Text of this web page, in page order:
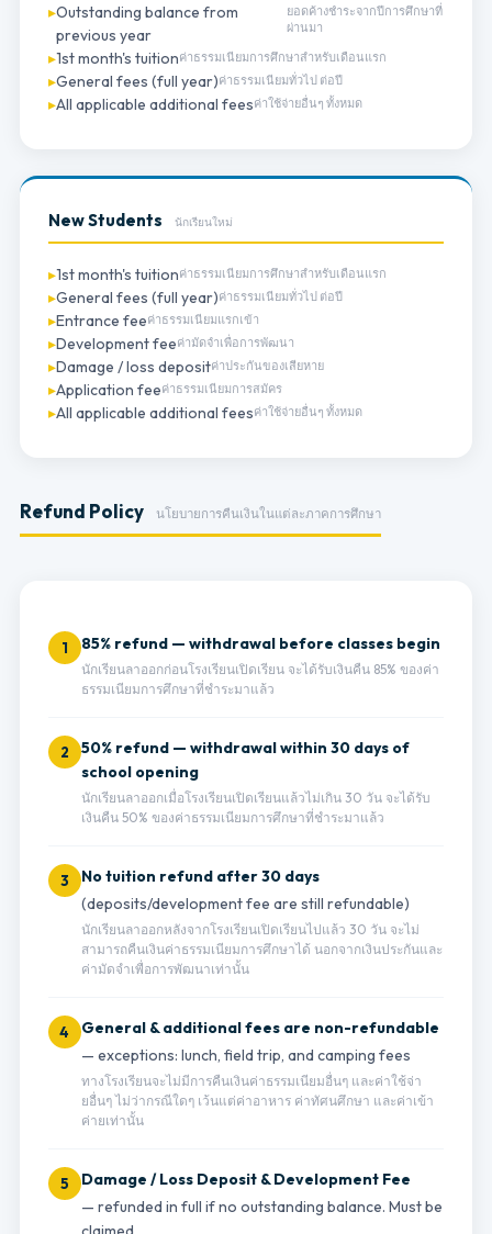
Outstanding balance from
previous year
ยอดค้างชำระจากปีการศึกษาที่
ผ่านมา
1st month's tuitionค่าธรรมเนียมการศึกษาสำหรับเดือนแรก
General fees (full year)ค่าธรรมเนียมทั่วไป ต่อปี
All applicable additional feesค่าใช้จ่ายอื่นๆ ทั้งหมด
New Students นักเรียนใหม่
1st month's tuitionค่าธรรมเนียมการศึกษาสำหรับเดือนแรก
General fees (full year)ค่าธรรมเนียมทั่วไป ต่อปี
Entrance feeค่าธรรมเนียมแรกเข้า
Development feeค่ามัดจำเพื่อการพัฒนา
Damage / loss depositค่าประกันของเสียหาย
Application feeค่าธรรมเนียมการสมัคร
All applicable additional feesค่าใช้จ่ายอื่นๆ ทั้งหมด
Refund Policy นโยบายการคืนเงินในแต่ละภาคการศึกษา
1 85% refund — withdrawal before classes begin
นักเรียนลาออกก่อนโรงเรียนเปิดเรียน จะได้รับเงินคืน 85% ของค่า
ธรรมเนียมการศึกษาที่ชำระมาแล้ว
2
50% refund — withdrawal within 30 days of
school opening
นักเรียนลาออกเมื่อโรงเรียนเปิดเรียนแล้วไม่เกิน 30 วัน จะได้รับ
เงินคืน 50% ของค่าธรรมเนียมการศึกษาที่ชำระมาแล้ว
3
No tuition refund after 30 days
(deposits/development fee are still refundable)
นักเรียนลาออกหลังจากโรงเรียนเปิดเรียนไปแล้ว 30 วัน จะไม่
สามารถคืนเงินค่าธรรมเนียมการศึกษาได้ นอกจากเงินประกันและ
ค่ามัดจำเพื่อการพัฒนาเท่านั้น
4
General & additional fees are non-refundable
— exceptions: lunch, field trip, and camping fees
ทางโรงเรียนจะไม่มีการคืนเงินค่าธรรมเนียมอื่นๆ และค่าใช้จ่า
ยอื่นๆ ไม่ว่ากรณีใดๆ เว้นแต่ค่าอาหาร ค่าทัศนศึกษา และค่าเข้า
ค่ายเท่านั้น
5
Damage / Loss Deposit & Development Fee
— refunded in full if no outstanding balance. Must be